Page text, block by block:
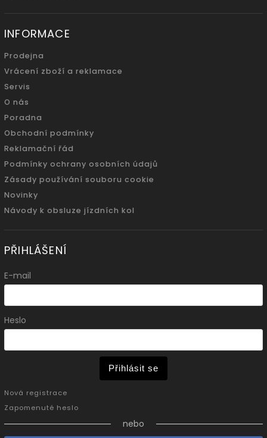
INFORMACE
Prodejna
Vrácení zboží a reklamace
Servis
O nás
Poradna
Obchodní podmínky
Reklamační řád
Podmínky ochrany osobních údajů
Zásady používání souboru cookie
Novinky
Návody k obsluze jízdních kol
PŘIHLÁŠENÍ
E-mail
Heslo
Přihlásit se
Nová registrace
Zapomenuté heslo
nebo